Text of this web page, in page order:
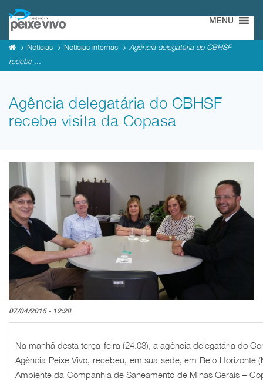
MENU
Notícias Notícias internas
Agência delegatária do CBHSF
recebe ...
Agência delegatária do CBHSF
recebe visita da Copasa
07/04/2015 - 12:28
Na manhã desta terça-feira (24.03), a agência delegatária do
Agência Peixe Vivo, recebeu, em sua sede, em Belo Horizonte
Ambiente da Companhia de Saneamento de Minas Gerais –